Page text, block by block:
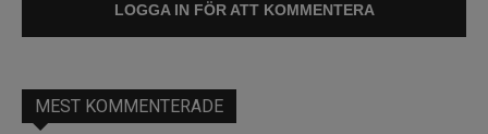
LOGGA IN FÖR ATT KOMMENTERA
MEST KOMMENTERADE